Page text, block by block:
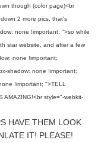
though (color page)<br
2 more pics, that's
none !important; ">so while
star website, and after a few
none !important;
shadow: none !important;
!important; ">TELL
AMAZING!<br style="-webkit-
HAVE THEM LOOK
IT! PLEASE!